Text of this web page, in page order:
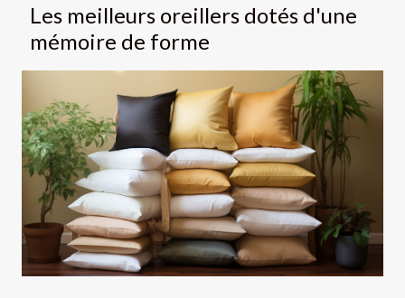
Les meilleurs oreillers dotés d'une
mémoire de forme